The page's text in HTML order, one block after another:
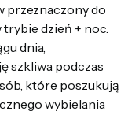
przeznaczony do
dzień + noc.
dnia,
szkliwa podczas
które poszukują
wybielania